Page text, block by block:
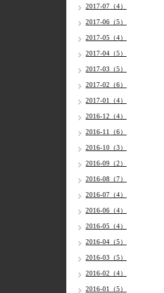
2017-07（4）
2017-06（5）
2017-05（4）
2017-04（5）
2017-03（5）
2017-02（6）
2017-01（4）
2016-12（4）
2016-11（6）
2016-10（3）
2016-09（2）
2016-08（7）
2016-07（4）
2016-06（4）
2016-05（4）
2016-04（5）
2016-03（5）
2016-02（4）
2016-01（5）